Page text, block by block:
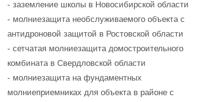
- заземление школы в Новосибирской области
- молниезащита необслуживаемого объекта с
антидроновой защитой в Ростовской области
- сетчатая молниезащита домостроительного
комбината в Свердловской области
- молниезащита на фундаментных
молниеприемниках для объекта в районе с